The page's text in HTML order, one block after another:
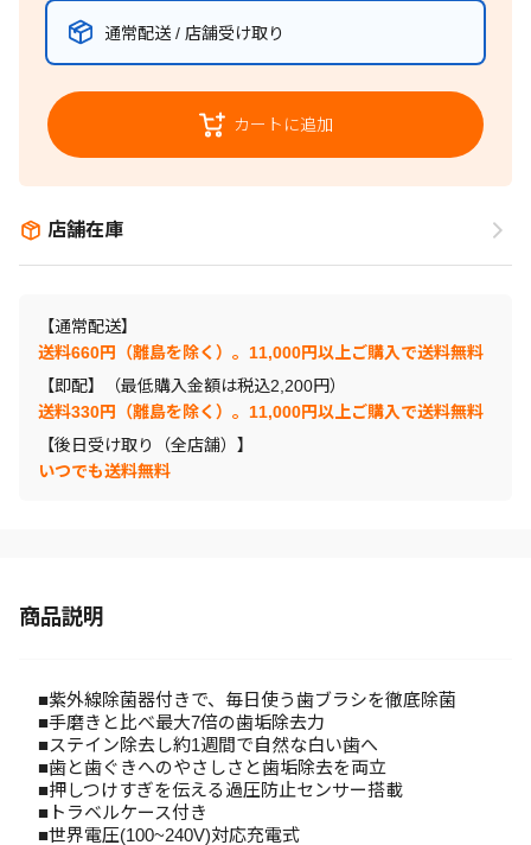
通常配送 / 店舗受け取り
カートに追加
店舗在庫
【通常配送】
送料660円（離島を除く）。11,000円以上ご購入で送料無料
【即配】（最低購入金額は税込2,200円）
送料330円（離島を除く）。11,000円以上ご購入で送料無料
【後日受け取り（全店舗）】
いつでも送料無料
商品説明
■紫外線除菌器付きで、毎日使う歯ブラシを徹底除菌
■手磨きと比べ最大7倍の歯垢除去力
■ステイン除去し約1週間で自然な白い歯へ
■歯と歯ぐきへのやさしさと歯垢除去を両立
■押しつけすぎを伝える過圧防止センサー搭載
■トラベルケース付き
■世界電圧(100~240V)対応充電式